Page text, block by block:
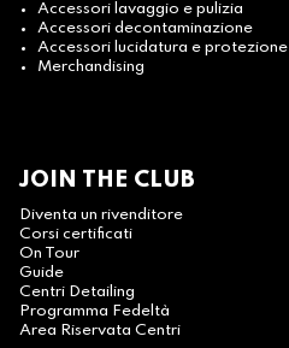
Accessori lavaggio e pulizia
Accessori decontaminazione
Accessori lucidatura e protezione
Merchandising
JOIN THE CLUB
Diventa un rivenditore
Corsi certificati
On Tour
Guide
Centri Detailing
Programma Fedeltà
Area Riservata Centri